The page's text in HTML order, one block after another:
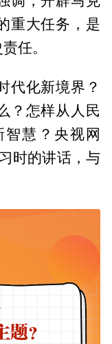
重大任务，是
任。
代化新境界？
？怎样从人民
慧？央视网
时的讲话，与